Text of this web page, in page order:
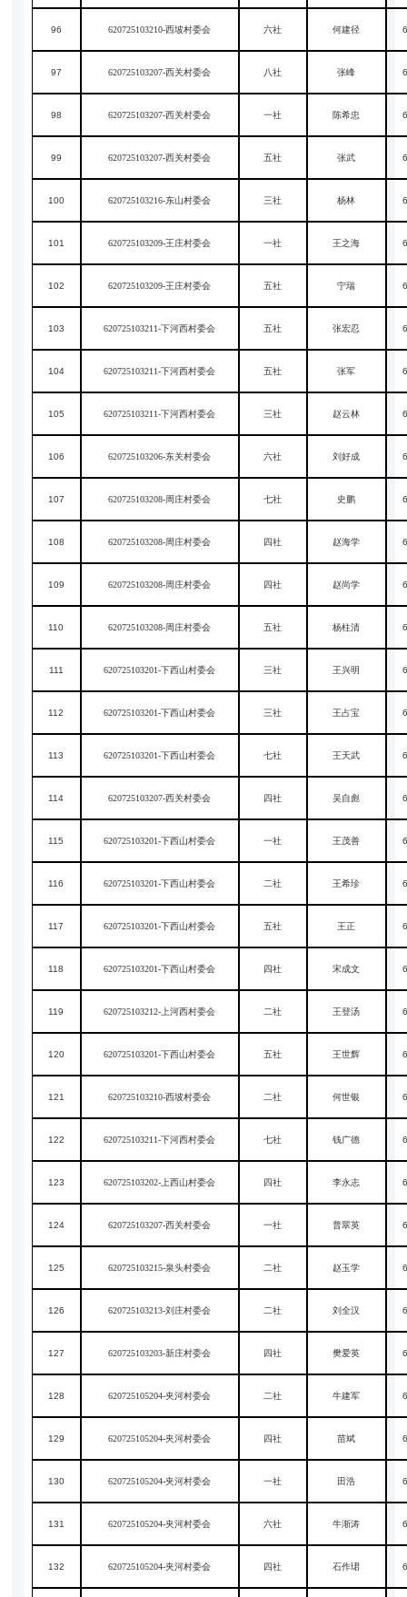
96 620725103210-西坡村委会 六社 何建径
97 620725103207-西关村委会 八社 张峰
98 620725103207-西关村委会 一社 陈希忠
99 620725103207-西关村委会 五社 张武
100 620725103216-东山村委会 三社 杨林
101 620725103209-王庄村委会 一社 王之海
102 620725103209-王庄村委会 五社 宁瑞
103 620725103211-下河西村委会 五社 张宏忍
104 620725103211-下河西村委会 五社 张军
105 620725103211-下河西村委会 三社 赵云林
106 620725103206-东关村委会 六社 刘好成
107 620725103208-周庄村委会 七社 史鹏
108 620725103208-周庄村委会 四社 赵海学
109 620725103208-周庄村委会 四社 赵尚学
110 620725103208-周庄村委会 五社 杨柱清
111 620725103201-下西山村委会 三社 王兴明
112 620725103201-下西山村委会 三社 王占宝
113 620725103201-下西山村委会 七社 王天武
114 620725103207-西关村委会 四社 吴自彪
115 620725103201-下西山村委会 一社 王茂善
116 620725103201-下西山村委会 二社 王希珍
117 620725103201-下西山村委会 五社 王正
118 620725103201-下西山村委会 四社 宋成文
119 620725103212-上河西村委会 二社 王登汤
120 620725103201-下西山村委会 五社 王世辉
121 620725103210-西坡村委会 二社 何世银
122 620725103211-下河西村委会 七社 钱广德
123 620725103202-上西山村委会 四社 李永志
124 620725103207-西关村委会 一社 普翠英
125 620725103215-泉头村委会 二社 赵玉学
126 620725103213-刘庄村委会 二社 刘全汉
127 620725103203-新庄村委会 四社 樊爱英
128 620725105204-夹河村委会 二社 牛建军
129 620725105204-夹河村委会 四社 苗斌
130 620725105204-夹河村委会 一社 田浩
131 620725105204-夹河村委会 六社 牛渐涛
132 620725105204-夹河村委会 四社 石作珺